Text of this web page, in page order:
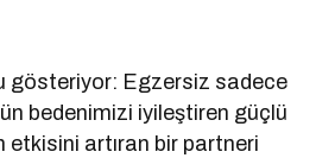
gösteriyor: Egzersiz sadece
bedenimizi iyileştiren güçlü
etkisini artıran bir partneri